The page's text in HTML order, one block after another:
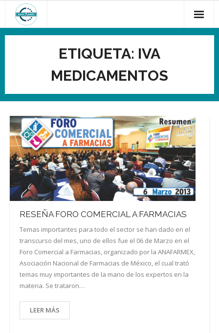
contenido
ETIQUETA: IVA
MEDICAMENTOS
RESEÑA FORO COMERCIAL A FARMACIAS
Temas importantes para todo el sector se han dado en el
transcurso del mes, uno de ellos fue el 06 de Marzo en el
Foro Comercial a Farmacias, organizado por la ANAFARMEX,
Asociación Nacional de Farmacias de México, el cual trató
temas muy importantes de la mano de los expertos en la
materia. Se trataron…
LEER MÁS